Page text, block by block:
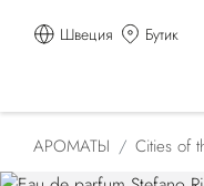
Швеция Бутик
АРОМАТЫ Cities of